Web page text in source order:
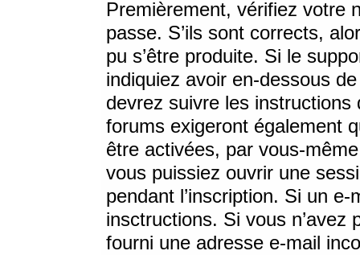
Premièrement, vérifiez votre
passe. S’ils sont corrects,
pu s’être produite. Si le
indiquiez avoir en-dessous
devrez suivre les
forums exigeront également
être activées, par vous-
vous puissiez ouvrir une
pendant l’inscription. Si un
insctructions. Si vous n’avez
fourni une adresse e-mail